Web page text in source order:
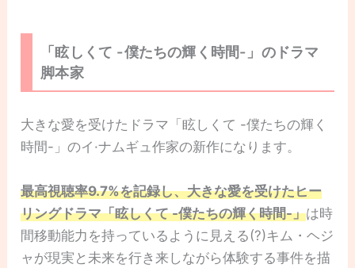
「眩しくて -僕たちの輝く時間-」のドラマ
脚本家
大きな愛を受けたドラマ「眩しくて -僕たちの輝く
時間-」のイ·ナムギュ作家の新作になります。
最高視聴率9.7%を記録し、大きな愛を受けたヒー
リングドラマ「眩しくて -僕たちの輝く時間-」は時
間移動能力を持っているように見える(?)キム・ヘジ
ャが現実と未来を行き来しながら体験する事件を描